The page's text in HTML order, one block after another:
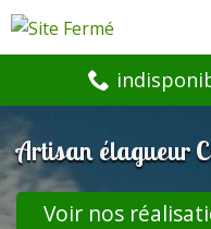
Artisan élagueur
Voir nos